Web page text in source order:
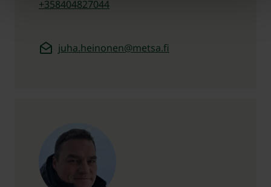
+358404827044
juha.heinonen@metsa.fi